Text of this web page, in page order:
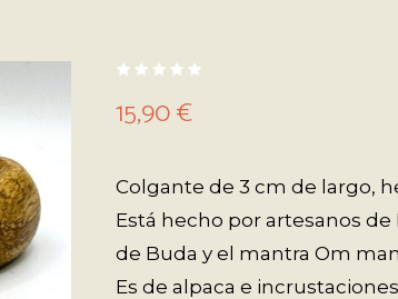
15,90€
Colgante de 3 cm de largo,
Está hecho por artesanos
de Buda y el mantra Om
Es de alpaca e